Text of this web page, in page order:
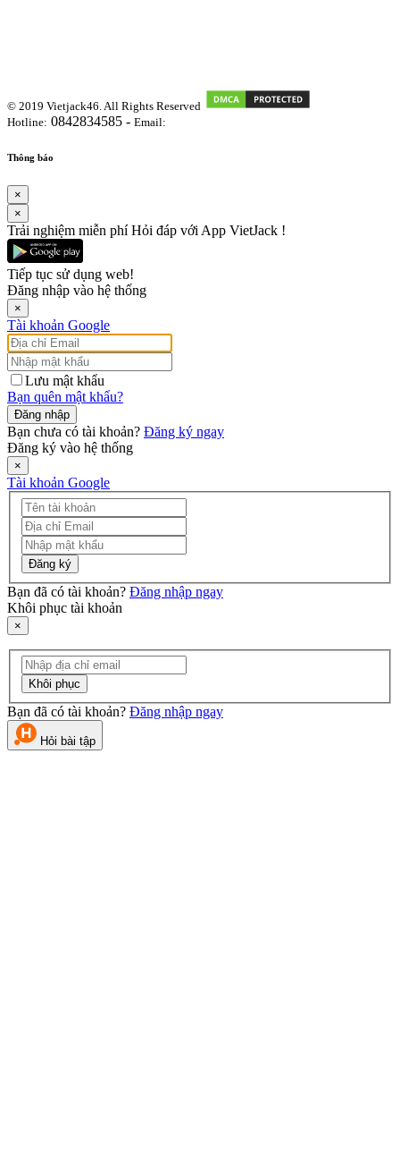
© 2019 Vietjack46. All Rights Reserved
Hotline: 0842834585 - Email:
Thông báo
×
×
Trải nghiệm miễn phí Hỏi đáp với App VietJack !
Tiếp tục sử dụng web!
Đăng nhập vào hệ thống
×
Tài khoản Google
Lưu mật khẩu
Bạn quên mật khẩu?
Đăng nhập
Bạn chưa có tài khoản? Đăng ký ngay
Đăng ký vào hệ thống
×
Tài khoản Google
Đăng ký
Bạn đã có tài khoản? Đăng nhập ngay
Khôi phục tài khoản
×
Khôi phục
Bạn đã có tài khoản? Đăng nhập ngay
Hỏi bài tập